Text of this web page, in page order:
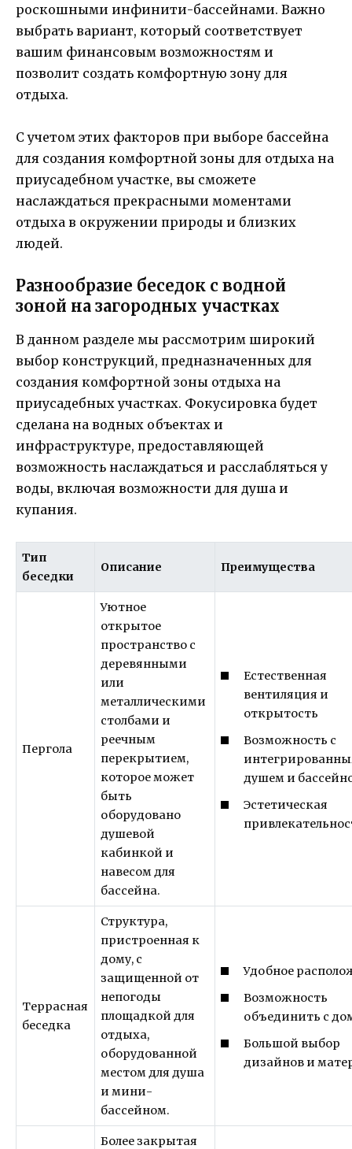
роскошными инфинити-бассейнами. Важно
выбрать вариант, который соответствует
вашим финансовым возможностям и
позволит создать комфортную зону для
отдыха.
С учетом этих факторов при выборе бассейна
для создания комфортной зоны для отдыха на
приусадебном участке, вы сможете
наслаждаться прекрасными моментами
отдыха в окружении природы и близких
людей.
Разнообразие беседок с водной
зоной на загородных участках
В данном разделе мы рассмотрим широкий
выбор конструкций, предназначенных для
создания комфортной зоны отдыха на
приусадебных участках. Фокусировка будет
сделана на водных объектах и
инфраструктуре, предоставляющей
возможность наслаждаться и расслабляться у
воды, включая возможности для душа и
купания.
Тип
беседки
Описание Преимущества
Пергола
Уютное
открытое
пространство с
деревянными
или
металлическими
столбами и
реечным
перекрытием,
которое может
быть
оборудовано
душевой
кабинкой и
навесом для
бассейна.
Естественная
вентиляция и
открытость
Возможность с
душем и
Эстетическая
Террасная
беседка
Структура,
пристроенная к
дому, с
защищенной от
непогоды
площадкой для
отдыха,
оборудованной
местом для душа
и мини-
бассейном.
Удобное
Возможность
объединить с
Большой выбор
дизайнов и
Более закрытая